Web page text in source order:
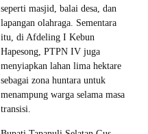
seperti masjid, balai desa, dan
lapangan olahraga. Sementara
itu, di Afdeling I Kebun
Hapesong, PTPN IV juga
menyiapkan lahan lima hektare
sebagai zona huntara untuk
menampung warga selama masa
transisi.